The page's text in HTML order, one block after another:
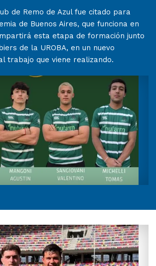
de Remo de Azul fue citado para
de Buenos Aires, que funciona en
esta etapa de formación junto
de la UROBA, en un nuevo
trabajo que viene realizando.